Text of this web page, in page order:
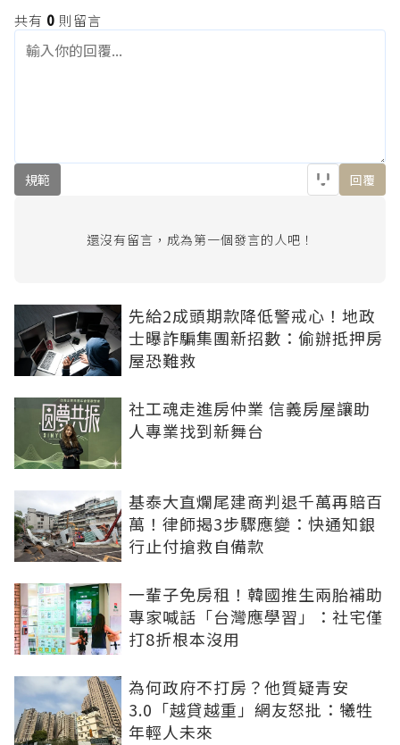
共有 0 則留言
規範 回覆
還沒有留言，成為第一個發言的人吧！
先給2成頭期款降低警戒心！地政
士曝詐騙集團新招數：偷辦抵押房
屋恐難救
社工魂走進房仲業 信義房屋讓助
人專業找到新舞台
基泰大直爛尾建商判退千萬再賠百
萬！律師揭3步驟應變：快通知銀
行止付搶救自備款
一輩子免房租！韓國推生兩胎補助
專家喊話「台灣應學習」：社宅僅
打8折根本沒用
為何政府不打房？他質疑青安
3.0「越貸越重」網友怒批：犧牲
年輕人未來